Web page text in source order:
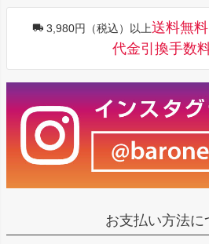
3,980円（税込）以上送料無料
代金引換手数
お支払い方法に